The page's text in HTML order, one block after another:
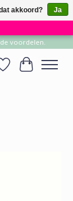
×
voordelen.
Verlanglijst
akkoord?
Ja